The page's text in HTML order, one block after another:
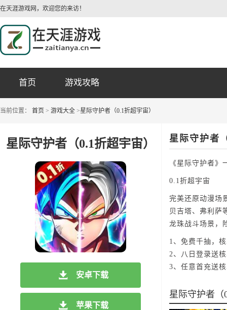
在天涯游戏网，欢迎您的来访！
首页 游戏攻略
当前位置： 首页 > 游戏大全 >星际守护者（0.1折超宇宙）
星际守护者（0.1折超宇宙）
安卓下载
苹果下载
星际守护者
《星际守护者
0.1折超宇宙
完美还原动漫场
贝吉塔、弗利萨
龙珠战斗场景，
1、免费千抽，
2、八日登录送
3、任意首充送
星际守护者（